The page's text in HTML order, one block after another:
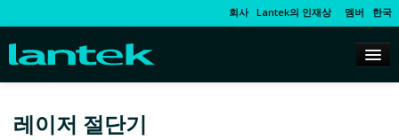
회사 Lantek의 인재상 멤버 한국
레이저 절단기